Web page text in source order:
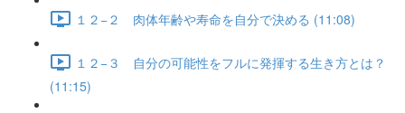
１２−２ 肉体年齢や寿命を自分で決める (11:08)
１２−３ 自分の可能性をフルに発揮する生き方とは？
(11:15)